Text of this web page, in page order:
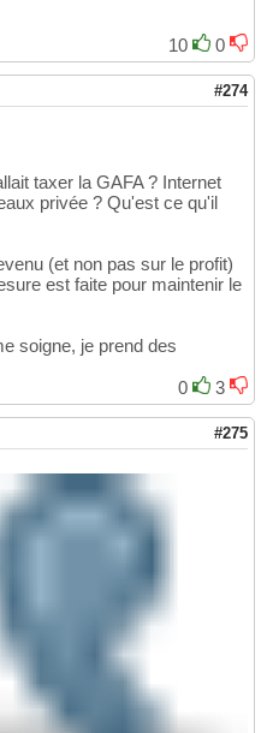
10
0
#274
taxer la GAFA ? Internet
privée ? Qu'est ce qu'il
(et non pas sur le profit)
est faite pour maintenir le
soigne, je prend des
0
3
#275